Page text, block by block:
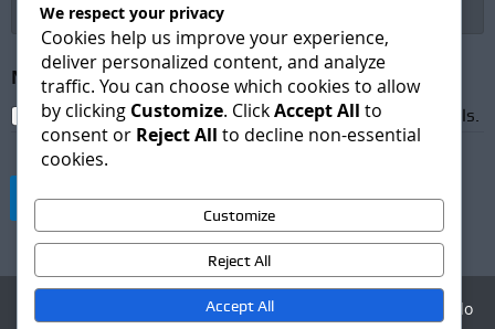
l
c
ó
i
Newsletter Subscription *
I agree to receive newsletters and promotional emails.
Suscribirse
Agencia Digital - Desarrollo
We respect your privacy
Cookies help us improve your experience,
deliver personalized content, and analyze
traffic. You can choose which cookies to allow
by clicking Customize. ClickAccept All to
consent or Reject All to decline non-essential
cookies.
Customize
Reject All
Accept All